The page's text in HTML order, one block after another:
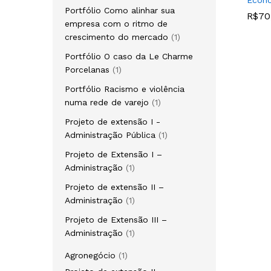
R$
R$
Portfólio Como alinhar sua
empresa com o ritmo de
crescimento do mercado
1
Portfólio O caso da Le Charme
Porcelanas
1
Portfólio Racismo e violência
numa rede de varejo
1
Projeto de extensão I -
Administração Pública
1
Projeto de Extensão I –
Administração
1
Projeto de extensão II –
Administração
1
Projeto de Extensão III –
Administração
1
Agronegócio
1